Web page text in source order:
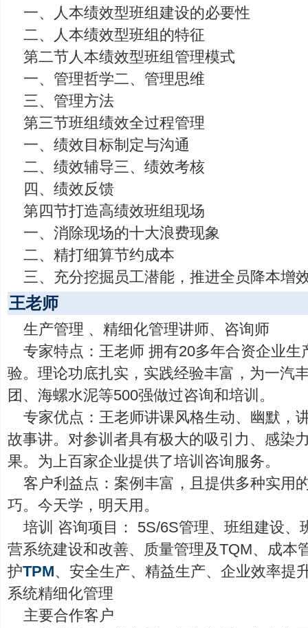
一、人本绩效型班组建设的必要性
二、人本绩效型班组的特征
第二节人本绩效型班组管理模式
一、管理哲学二、管理思维
三、管理方法
第三节班组绩效全过程管理
一、绩效目标制定与沟通
二、绩效辅导三、绩效考核
四、绩效反馈
第四节打造高绩效班组现场
一、消除现场的十大浪费现象
二、精打细算节约成本
三、充分挖掘员工潜能，推进全员降本增
王老师
生产管理 、精细化管理讲师、咨询师
专家特点：王老师 拥有20多年合资企业
验。理论功底扎实，实践经验丰富，为一汽
团、海螺水泥等500强做过咨询和培训。
专家优点：王老师讲课风格生动、幽默，
故事讲。对参训者具有极大的吸引力、感染
果。为上百家企业提供了培训咨询服务。
客户利益点：案例丰富，且提供多种实用
巧。今天学，明天用。
培训 咨询项目： 5S/6S管理、班组建设、
营系统建设和改善、质量管理及TQM、成本
护TPM、安全生产、精益生产、企业效率提
系统精细化管理
主要合作客户